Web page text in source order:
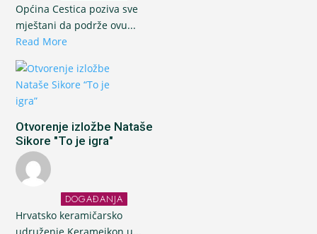
Općina Cestica poziva sve
mještani da podrže ovu...
Read More
Otvorenje izložbe Nataše
Sikore "To je igra"
DOGAĐANJA
Hrvatsko keramičarsko